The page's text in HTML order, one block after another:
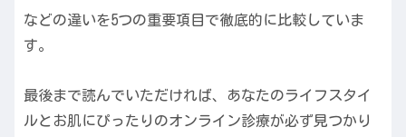
などの違いを5つの重要項目で徹底的に比較していま
す。
最後まで読んでいただければ、あなたのライフスタイ
ルとお肌にぴったりのオンライン診療が必ず見つかり